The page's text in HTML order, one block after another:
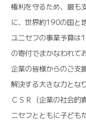
権利を守るため、最も
に、世界約190の国と
ユニセフの事業予算は
の寄付でまかなわれてお
企業の皆様からのご支
解決する大きな力とな
ＣＳＲ（企業の社会的
ニセフとともに子ども